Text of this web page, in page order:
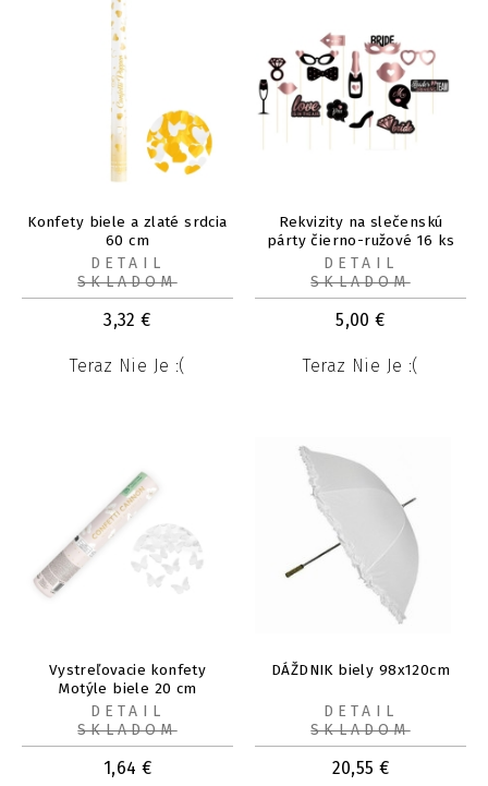
Konfety biele a zlaté srdcia
60 cm
3,32 €
Teraz Nie Je :(
DETAIL
SKLADOM
Rekvizity na slečenskú
párty čierno-ružové 16 ks
5,00 €
Teraz Nie Je :(
DETAIL
SKLADOM
Vystreľovacie konfety
Motýle biele 20 cm
1,64 €
DETAIL
SKLADOM
DÁŽDNIK biely 98x120cm
20,55 €
DETAIL
SKLADOM